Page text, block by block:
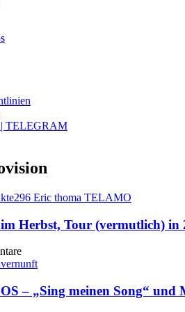
| TELEGRAM
Herbst, Tour (vermutlich) in
– „Sing meinen Song“ und